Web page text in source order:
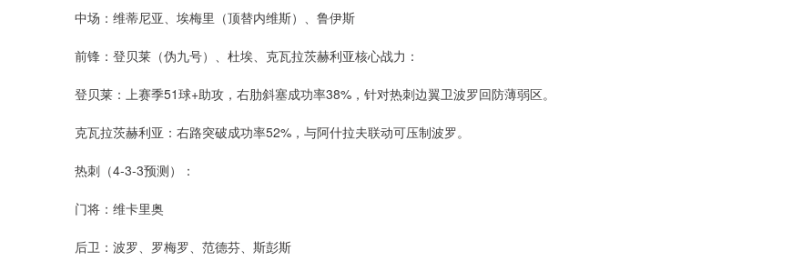
中场：维蒂尼亚、埃梅里（顶替内维斯）、鲁伊斯
前锋：登贝莱（伪九号）、杜埃、克瓦拉茨赫利亚核心战力：
登贝莱：上赛季51球+助攻，右肋斜塞成功率38%，针对热刺边翼卫波罗回防薄弱区。
克瓦拉茨赫利亚：右路突破成功率52%，与阿什拉夫联动可压制波罗。
热刺（4-3-3预测）：
门将：维卡里奥
后卫：波罗、罗梅罗、范德芬、斯彭斯